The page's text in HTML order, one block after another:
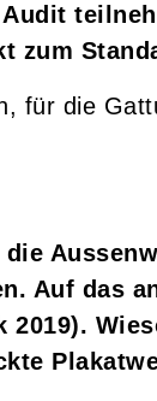
zum
für die
Auf das